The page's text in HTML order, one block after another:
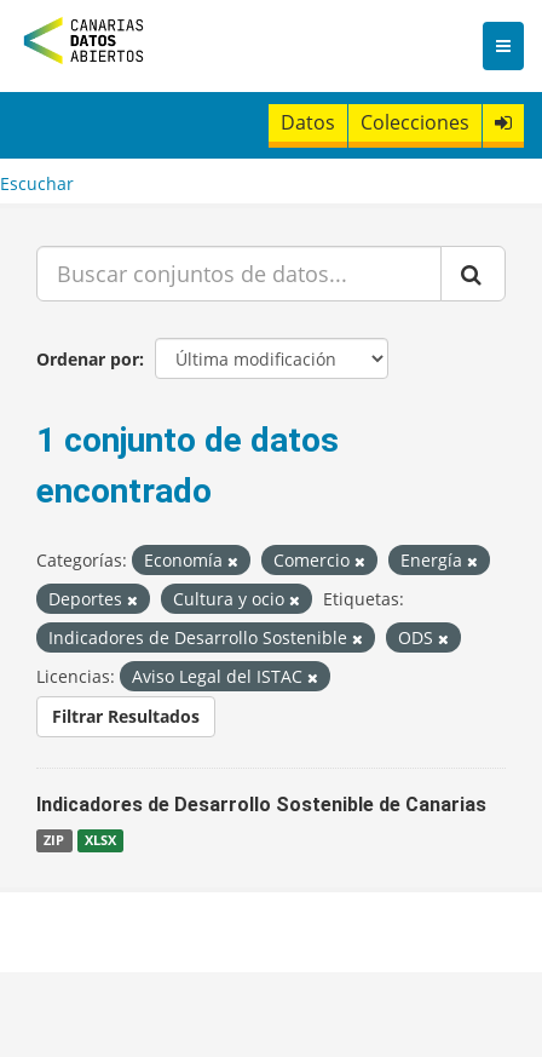
n
t
Datos Colecciones
Escuchar
Ordenar por
1 conjunto de datos
encontrado
Categorías: Economía Comercio
Energía
Deportes
Cultura y ocio
Etiquetas:
Indicadores de Desarrollo Sostenible
ODS
Licencias:
Aviso Legal del ISTAC
Filtrar Resultados
Indicadores de Desarrollo Sostenible de Canarias
ZIP XLSX